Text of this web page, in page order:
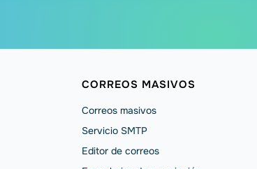
CORREOS MASIVOS
Correos masivos
Servicio SMTP
Editor de correos